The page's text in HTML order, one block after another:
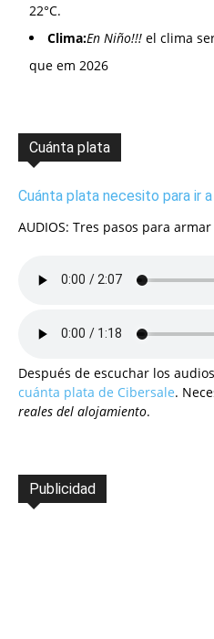
22°C.
Clima:En Niño!!! el clima
que em 2026
Cuánta plata
Cuánta plata necesito para ir
AUDIOS: Tres pasos para
Después de escuchar los
cuánta plata de Cibersale.
reales del alojamiento.
Publicidad